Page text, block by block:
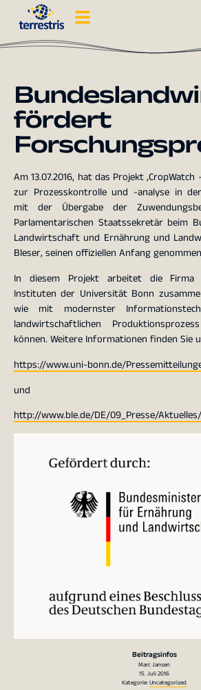
fördert
Am 13.07.2016, hat das Projekt
zur Prozesskontrolle und -analyse in
mit der Übergabe der
Parlamentarischen Staatssekretär beim
Landwirtschaft und Ernährung und
Bleser, seinen offiziellen Anfang
In diesem Projekt arbeitet die
Instituten der Universität Bonn
wie mit modernster
landwirtschaftlichen
können. Weitere Informationen finden Sie
https://www.uni-bonn.de/
und
http://www.ble.de/DE/09_Presse/
Beitragsinfos
Marc Jansen
15. Juli 2016
Kategorie:Uncategorized